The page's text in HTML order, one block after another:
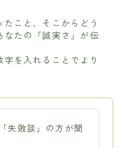
こと、そこからどう
なたの「誠実さ」が伝
を入れることでより
失敗談」の方が聞